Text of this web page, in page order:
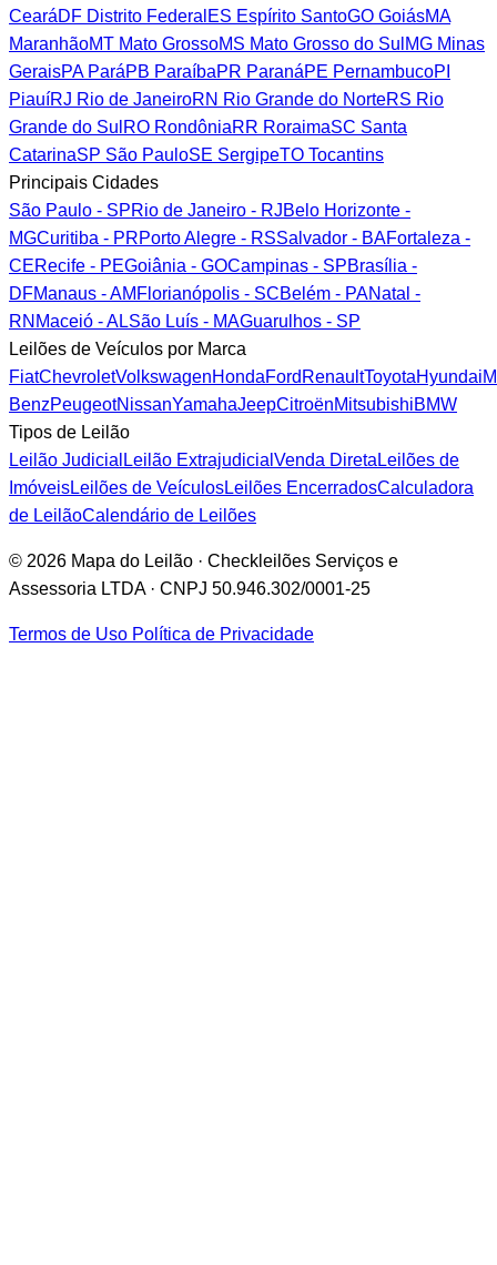
CearáDF Distrito Federal ES Espírito SantoGO GoiásMA
MaranhãoMT Mato GrossoMS Mato Grosso do Sul MG Minas
GeraisPAParáPB ParaíbaPR ParanáPE PernambucoPI
PiauíRJ Rio de JaneiroRN Rio Grande do NorteRS Rio
Grande do Sul RO RondôniaRR RoraimaSC Santa
CatarinaSP São PauloSE SergipeTO Tocantins
Principais Cidades
São Paulo - SPRio de Janeiro - RJBelo Horizonte -
MGCuritiba - PRPorto Alegre - RSSalvador - BAFortaleza -
CERecife - PEGoiânia - GOCampinas - SPBrasília -
DFManaus - AM Florianópolis - SCBelém - PANatal -
RN Maceió - ALSão Luís - MAGuarulhos - SP
Leilões de Veículos por Marca
FiatChevroletVolkswagenHondaFord RenaultToyotaHyundai
BenzPeugeotNissanYamahaJeepCitroënMitsubishiBMW
Tipos de Leilão
Leilão Judicial Leilão Extrajudicial Venda Direta Leilões de
ImóveisLeilões de VeículosLeilões EncerradosCalculadora
de LeilãoCalendário de Leilões
© 2026 Mapa do Leilão · Checkleilões Serviços e
Assessoria LTDA · CNPJ 50.946.302/0001-25
Termos de Uso Política de Privacidade